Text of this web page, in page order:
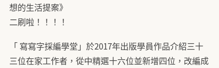
想的生活提案》
二刷啦！！！！
「 寫寫字採編學堂」於2017年出版學員作品介紹三十
三位在家工作者，從中精選十六位並新增四位，改編成